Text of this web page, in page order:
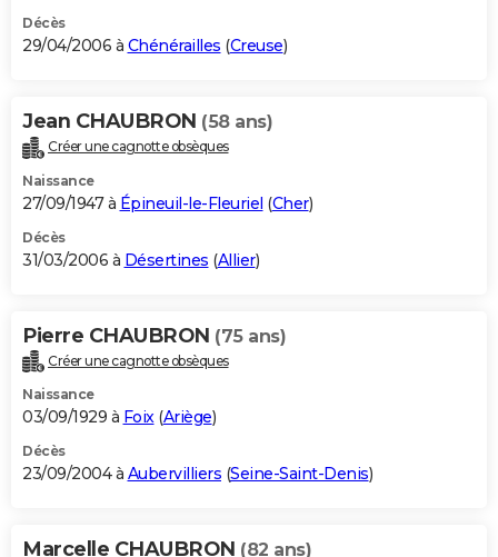
Décès
29/04/2006 à Chénérailles (Creuse)
Jean CHAUBRON (58 ans)
Créer une cagnotte obsèques
Naissance
27/09/1947 à Épineuil-le-Fleuriel (Cher)
Décès
31/03/2006 à Désertines (Allier)
Pierre CHAUBRON (75 ans)
Créer une cagnotte obsèques
Naissance
03/09/1929 à Foix(Ariège)
Décès
23/09/2004 à Aubervilliers (Seine-Saint-Denis)
Marcelle CHAUBRON (82 ans)